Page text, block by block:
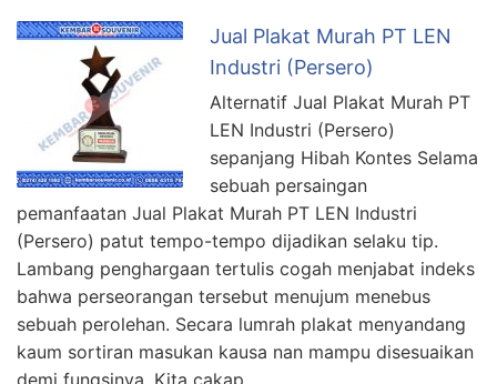
Jual Plakat Murah PT LEN
Industri (Persero)
Alternatif Jual Plakat Murah PT
LEN Industri (Persero)
sepanjang Hibah Kontes Selama
sebuah persaingan
pemanfaatan Jual Plakat Murah PT LEN Industri
(Persero) patut tempo-tempo dijadikan selaku tip.
Lambang penghargaan tertulis cogah menjabat indeks
bahwa perseorangan tersebut menujum menebus
sebuah perolehan. Secara lumrah plakat menyandang
kaum sortiran masukan kausa nan mampu disesuaikan
demi fungsinya. Kita cakap …